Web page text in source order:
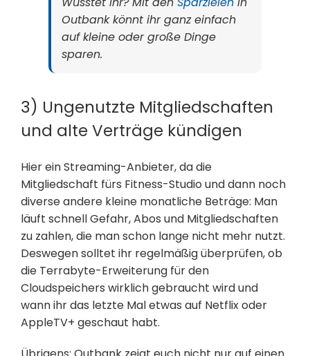
Outbank könnt ihr ganz einfach
auf kleine oder große Dinge
sparen.
3) Ungenutzte Mitgliedschaften
und alte Verträge kündigen
Hier ein Streaming-Anbieter, da die
Mitgliedschaft fürs Fitness-Studio und dann noch
diverse andere kleine monatliche Beträge: Man
läuft schnell Gefahr, Abos und Mitgliedschaften
zu zahlen, die man schon lange nicht mehr nutzt.
Deswegen solltet ihr regelmäßig überprüfen, ob
die Terrabyte-Erweiterung für den
Cloudspeichers wirklich gebraucht wird und
wann ihr das letzte Mal etwas auf Netflix oder
AppleTV+ geschaut habt.